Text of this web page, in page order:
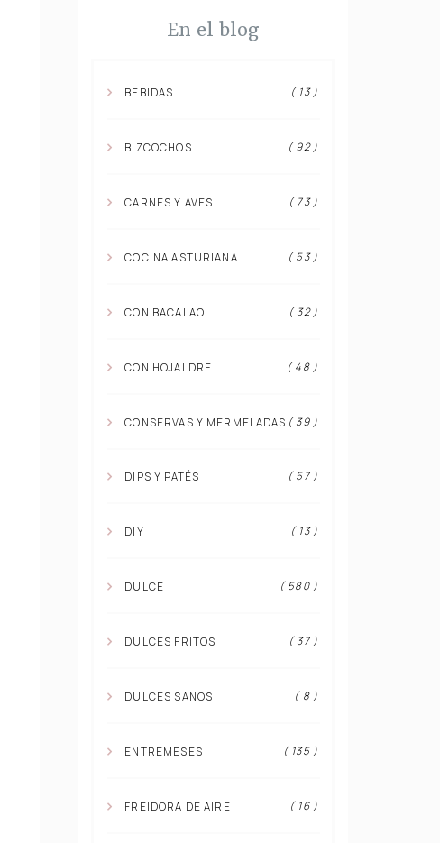
En el blog
BEBIDAS ( 13 )
BIZCOCHOS ( 92 )
CARNES Y AVES ( 73 )
COCINA ASTURIANA ( 53 )
CON BACALAO ( 32 )
CON HOJALDRE ( 48 )
CONSERVAS Y MERMELADAS ( 39 )
DIPS Y PATÉS ( 57 )
DIY ( 13 )
DULCE ( 580 )
DULCES FRITOS ( 37 )
DULCES SANOS ( 8 )
ENTREMESES ( 135 )
FREIDORA DE AIRE ( 16 )